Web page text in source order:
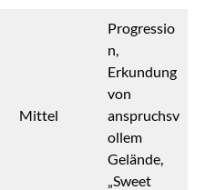
Mittel
Progressio
n,
Erkundung
von
anspruchsv
ollem
Gelände,
„Sweet